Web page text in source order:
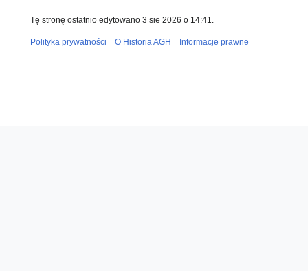
Tę stronę ostatnio edytowano 3 sie 2026 o 14:41.
Polityka prywatności O Historia AGH Informacje prawne